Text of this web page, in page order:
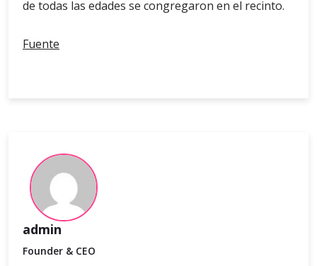
de todas las edades se congregaron en el recinto.
Fuente
admin
Founder & CEO